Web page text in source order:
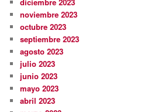
noviembre 2023
octubre 2023
septiembre 2023
agosto 2023
julio 2023
junio 2023
mayo 2023
abril 2023